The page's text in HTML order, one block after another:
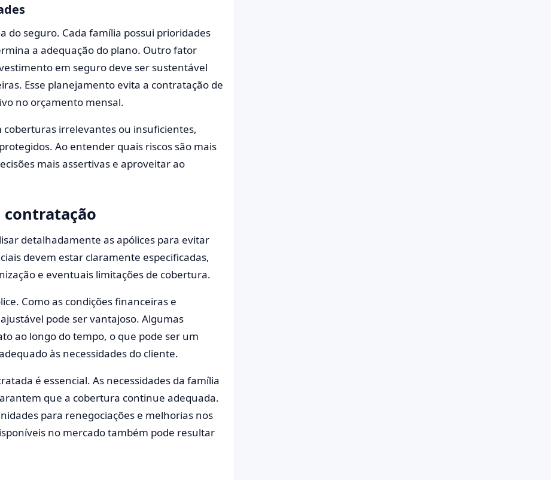
do seguro. Cada família possui prioridades
a adequação do plano. Outro fator
em seguro deve ser sustentável
Esse planejamento evita a contratação de
no orçamento mensal.
coberturas irrelevantes ou insuficientes,
Ao entender quais riscos são mais
mais assertivas e aproveitar ao
contratação
detalhadamente as apólices para evitar
devem estar claramente especificadas,
e eventuais limitações de cobertura.
Como as condições financeiras e
pode ser vantajoso. Algumas
ao longo do tempo, o que pode ser um
às necessidades do cliente.
é essencial. As necessidades da família
que a cobertura continue adequada.
para renegociações e melhorias nos
no mercado também pode resultar